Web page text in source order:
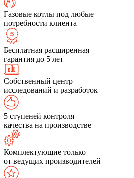
Газовые котлы под любые
потребности клиента
Бесплатная расширенная
гарантия до 5 лет
Собственный центр
исследований и разработок
5 ступеней контроля
качества на производстве
Комплектующие только
от ведущих производителей